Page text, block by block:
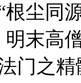
尘同
末高
门之